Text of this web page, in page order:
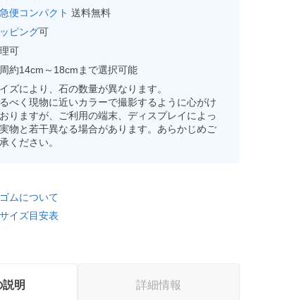
便コンパクト 送料無料
ピング可
可
約14cm～18cmまで選択可能
ズにより、石の数量が異なります。
べく現物に近いカラーで撮影するように心がけ
りますが、ご利用の端末、ディスプレイによっ
物と若干異なる場合があります。あらかじめご
ください。
ムについて
イズ目安表
明 詳細情報